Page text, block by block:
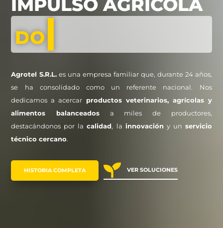
IMPULSO AGRÍCOLA
D|
Agrotel S.R.L. es una empresa familiar que, durante 24 años,
se ha consolidado como un referente nacional. Nos
dedicamos a acercar productos veterinarios, agrícolas y
alimentos balanceados a miles de productores,
destacándonos por lacalidad, la innovación y un servicio
técnico cercano.
HISTORIA COMPLETA  VER SOLUCIONES